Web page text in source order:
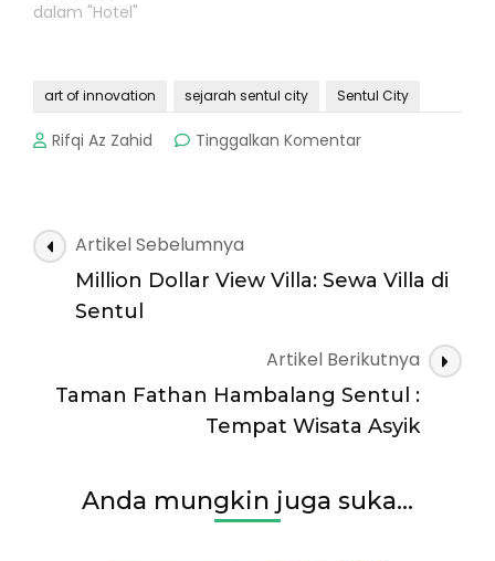
dalam "Hotel"
art of innovation sejarah sentul city Sentul City
Rifqi Az Zahid Tinggalkan Komentarpada
City
Navigasi
Artikel
Artikel Sebelumnya
Million Dollar View Villa: Sewa Villa di
Sentul
Artikel Berikutnya
Taman Fathan Hambalang Sentul :
Tempat Wisata Asyik
Anda mungkin juga suka...